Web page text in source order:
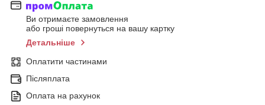
Ви отримаєте замовлення
або гроші повернуться на вашу картку
Детальніше
Оплатити частинами
Післяплата
Оплата на рахунок